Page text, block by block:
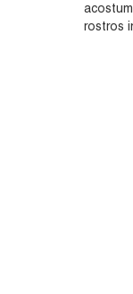
rostros